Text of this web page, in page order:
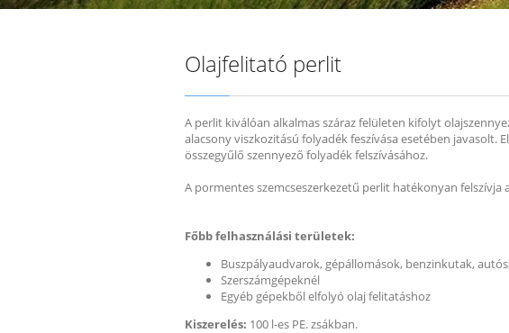
Olajfelitató perlit
A perlit kiválóan alkalmas száraz felületen kifolyt
alacsony viszkozitású folyadék feszívása esetében
összegyűlő szennyező folyadék felszívásához.
A pormentes szemcseszerkezetű perlit hatékonyan
Főbb felhasználási területek:
Buszpályaudvarok, gépállomások, benzinkutak,
Szerszámgépeknél
Egyéb gépekből elfolyó olaj felitatáshoz
Kiszerelés: 100 l-es PE. zsákban.